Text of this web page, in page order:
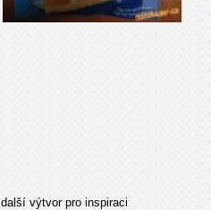
další výtvor pro inspiraci